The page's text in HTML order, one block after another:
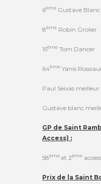
6ème Gustave Blanc
8ème Robin Grolier
15ème Tom Dancer
64ème Yanis
Paul Seixas
Gustave blanc
GP de Saint
Access) :
58ème et 2ème
Prix de la Saint